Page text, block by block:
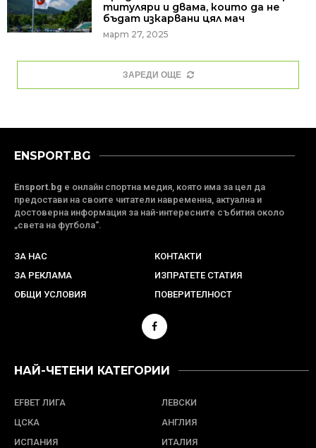
титуляри и двама, които да не
бъдат изкарвани цял мач
март 27, 2025
ЗАРЕДИ ОЩЕ
ENSPORT.BG
Ensport.bg е онлайн спортна медия, която има за цел да
предостави на своите читатели навременна, актуална и
достоверна информация за най-интересните събития около
„света на футбола“.
ЗА НАС
КОНТАКТИ
ЗА РЕКЛАМА
ИЗПРАТЕТЕ СТАТИЯ
ОБЩИ УСЛОВИЯ
ПОВЕРИТЕЛНОСТ
НАЙ-ЧЕТЕНИ КАТЕГОРИИ
EFBET ЛИГА
ЛЕВСКИ
ЦСКА
АНГЛИЯ
ИСПАНИЯ
ИТАЛИЯ